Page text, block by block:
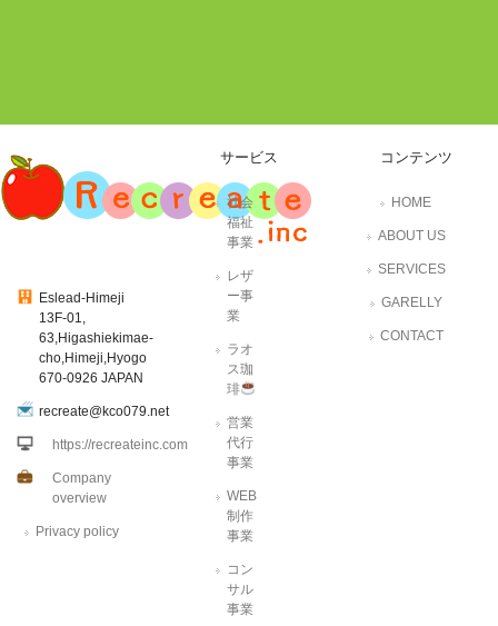
Eslead-Himeji
13F-01,
63,Higashiekimae-
cho,Himeji,Hyogo
670-0926 JAPAN
recreate@kco079.net
https://recreateinc.com
Company
overview
Privacy policy
サービス
社会
福祉
事業
レザ
ー事
業
ラオ
ス珈
琲
営業
代行
事業
WEB
制作
事業
コン
サル
事業
コンテンツ
HOME
ABOUT US
SERVICES
GARELLY
CONTACT